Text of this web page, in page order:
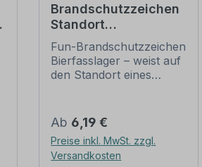
Brandschutzzeichen
Standort
Bierfasslager
Fun-Brandschutzzeichen
Bierfasslager – weist auf
den Standort eines
Individuelle Fun-Schilder
und Fun-Aufkleber sind
Artikel der etwas
anderen Art. Sie sind
Regulärer Preis:
Ab 6,19 €
Preise inkl. MwSt. zzgl.
Versandkosten